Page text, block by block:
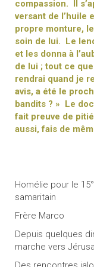
compassion. Il
versant de l’huile
propre monture,
soin de lui. Le
et les donna à
de lui ; tout ce
rendrai quand je
avis, a été le
bandits ? » Le
fait preuve de
aussi, fais de
Homélie pour le
samaritain
Frère Marco
Depuis quelques
marche vers